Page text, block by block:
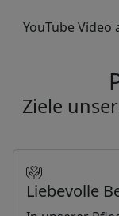
YouTube Video
Ziele
Liebevolle